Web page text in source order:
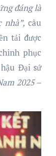
đáng là
nhà”, câu
tải được
phục
Đại sứ
2025 –